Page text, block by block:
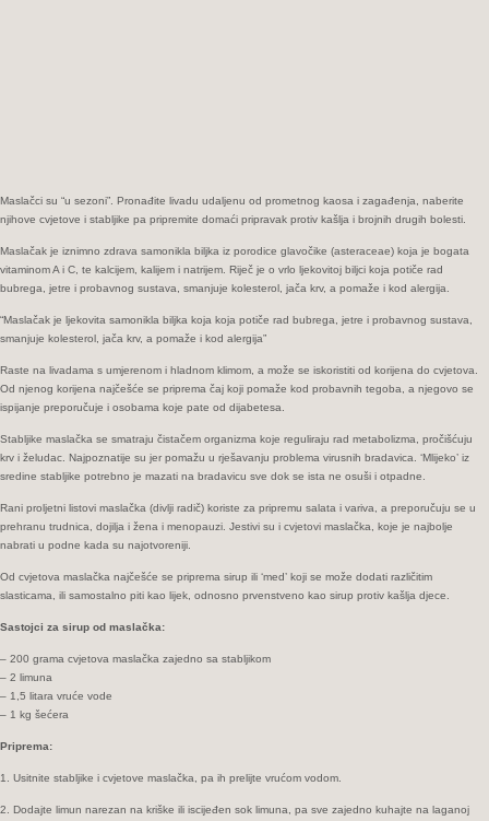
eura…
Maslačci su “u sezoni”. Pronađite livadu udaljenu od prometnog kaosa i zagađenja, naberite
njihove cvjetove i stabljike pa pripremite domaći pripravak protiv kašlja i brojnih drugih bolesti.
Maslačak je iznimno zdrava samonikla biljka iz porodice glavočike (asteraceae) koja je bogata
vitaminom A i C, te kalcijem, kalijem i natrijem. Riječ je o vrlo ljekovitoj biljci koja potiče rad
bubrega, jetre i probavnog sustava, smanjuje kolesterol, jača krv, a pomaže i kod alergija.
“Maslačak je ljekovita samonikla biljka koja koja potiče rad bubrega, jetre i probavnog sustava,
smanjuje kolesterol, jača krv, a pomaže i kod alergija”
Raste na livadama s umjerenom i hladnom klimom, a može se iskoristiti od korijena do cvjetova.
Od njenog korijena najčešće se priprema čaj koji pomaže kod probavnih tegoba, a njegovo se
ispijanje preporučuje i osobama koje pate od dijabetesa.
Stabljike maslačka se smatraju čistačem organizma koje reguliraju rad metabolizma, pročišćuju
krv i želudac. Najpoznatije su jer pomažu u rješavanju problema virusnih bradavica. ‘Mlijeko’ iz
sredine stabljike potrebno je mazati na bradavicu sve dok se ista ne osuši i otpadne.
Rani proljetni listovi maslačka (divlji radič) koriste za pripremu salata i variva, a preporučuju se u
prehranu trudnica, dojilja i žena i menopauzi. Jestivi su i cvjetovi maslačka, koje je najbolje
nabrati u podne kada su najotvoreniji.
Od cvjetova maslačka najčešće se priprema sirup ili ‘med’ koji se može dodati različitim
slasticama, ili samostalno piti kao lijek, odnosno prvenstveno kao sirup protiv kašlja djece.
Sastojci za sirup od maslačka:
– 200 grama cvjetova maslačka zajedno sa stabljikom
– 2 limuna
– 1,5 litara vruće vode
– 1 kg šećera
Priprema:
1. Usitnite stabljike i cvjetove maslačka, pa ih prelijte vrućom vodom.
2. Dodajte limun narezan na kriške ili iscijeđen sok limuna, pa sve zajedno kuhajte na laganoj